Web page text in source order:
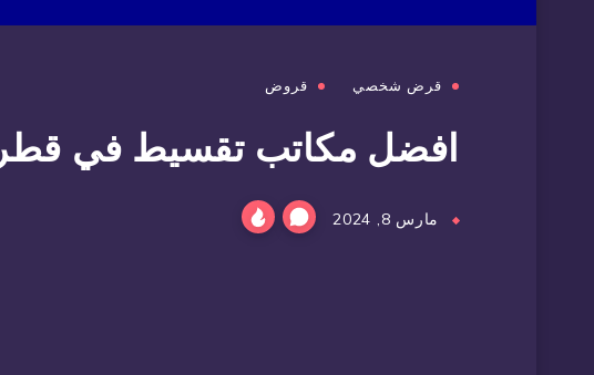
قرض شخصي قروض
افضل مكاتب تقسيط في قطر 2024
مارس 8, 2024